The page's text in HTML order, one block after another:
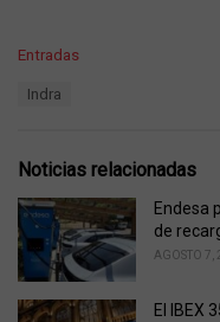
C
o
r
i
e
s
Entradas
:
Indra
Noticias relacionadas
Endesa
de
AGOSTO 7,
El IBEX